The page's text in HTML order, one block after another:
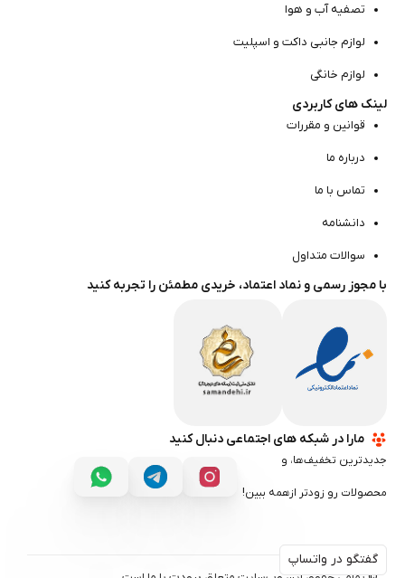
تصفیه آب و هوا
لوازم جانبی داکت و اسپلیت
لوازم خانگی
لینک های کاربردی
قوانین و مقررات
درباره ما
تماس با ما
دانشنامه
سوالات متداول
با مجوز رسمی و نماد اعتماد، خریدی مطمئن را تجربه کنید
مارا در شبکه های اجتماعی دنبال کنید
جدیدترین تخفیف‌ها، و
محصولات رو زودتر ازهمه ببین!
گفتگو در واتساپ
گفتگو در واتساپ